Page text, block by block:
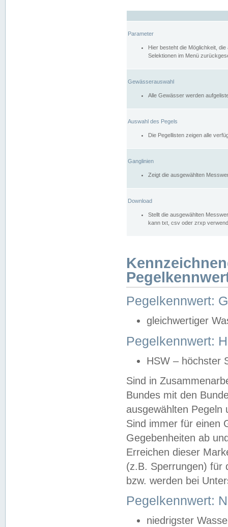
Parameter
Hier besteht die Möglichkeit,
Selektionen im Menü
Gewässerauswahl
Alle Gewässer werden
Auswahl des Pegels
Die Pegellisten zeigen alle
Ganglinien
Zeigt die ausgewählten
Download
Stellt die ausgewählten
kann txt, csv oder zrxp
Pegelkennwert:
gleichwertiger
Pegelkennwert:
HSW – höchster
Sind in
Bundes mit den
ausgewählten
Sind immer für einen
Gegebenheiten ab
Erreichen dieser
(z.B. Sperrungen) für
bzw. werden bei
Pegelkennwert:
niedrigster